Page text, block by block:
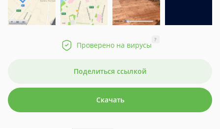
Проверено на вирусы
?
Поделиться ссылкой
Скачать